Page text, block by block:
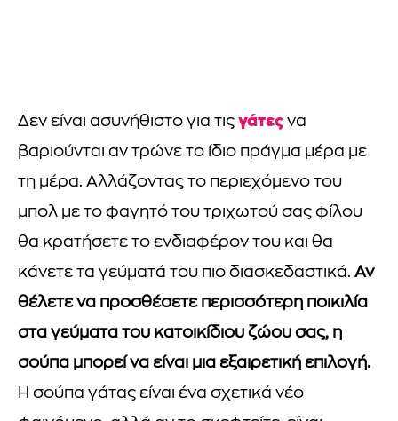
Δεν είναι ασυνήθιστο για τις γάτες να
βαριούνται αν τρώνε το ίδιο πράγμα μέρα με
τη μέρα. Αλλάζοντας το περιεχόμενο του
μπολ με το φαγητό του τριχωτού σας φίλου
θα κρατήσετε το ενδιαφέρον του και θα
κάνετε τα γεύματά του πιο διασκεδαστικά. Αν
θέλετε να προσθέσετε περισσότερη ποικιλία
στα γεύματα του κατοικίδιου ζώου σας, η
σούπα μπορεί να είναι μια εξαιρετική επιλογή.
Η σούπα γάτας είναι ένα σχετικά νέο